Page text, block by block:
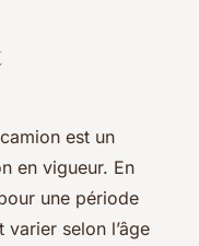
est un
en vigueur. En
une période
selon l’âge